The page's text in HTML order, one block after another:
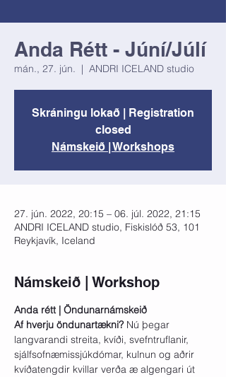
Anda Rétt - Júní/Júlí
mán., 27. jún.
  |
ANDRI ICELAND studio
Skráningu lokað | Registration
closed
Námskeið | Workshops
27. jún. 2022, 20:15 – 06. júl. 2022, 21:15
ANDRI ICELAND studio, Fiskislóð 53, 101
Reykjavík, Iceland
Námskeið | Workshop
Anda rétt | Öndunarnámskeið
Af hverju öndunartækni? Nú þegar
langvarandi streita, kvíði, svefntruflanir,
sjálfsofnæmissjúkdómar, kulnun og aðrir
kvíðatengdir kvillar verða æ algengari út